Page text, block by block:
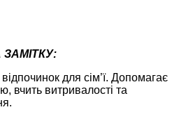
ЗАМІТКУ:
для сім’ї. Допомагає
вчить витривалості та